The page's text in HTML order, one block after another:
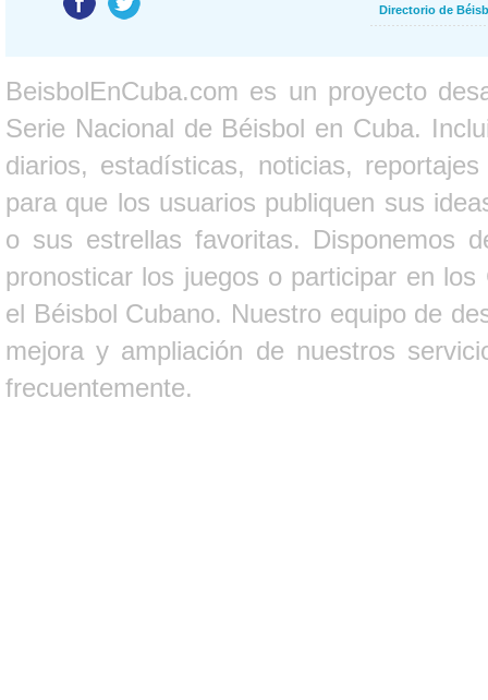
Directorio de
BeisbolEnCuba.com es un proyecto
Serie Nacional de Béisbol en Cuba.
diarios, estadísticas, noticias,
para que los usuarios publiquen sus
o sus estrellas favoritas. Disponemos
pronosticar los juegos o participar en
el Béisbol Cubano. Nuestro equipo de
mejora y ampliación de nuestros
frecuentemente.